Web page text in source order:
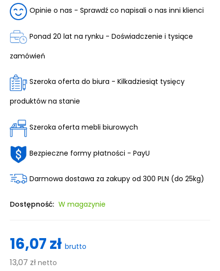
Opinie o nas - Sprawdź co napisali o nas inni klienci
Ponad 20 lat na rynku - Doświadczenie i tysiące
zamówień
Szeroka oferta do biura - Kilkadziesiąt tysięcy
produktów na stanie
Szeroka oferta mebli biurowych
Bezpieczne formy płatności - PayU
Darmowa dostawa za zakupy od 300 PLN (do 25kg)
Dostępność: W magazynie
16,07 zł brutto
13,07 zł netto